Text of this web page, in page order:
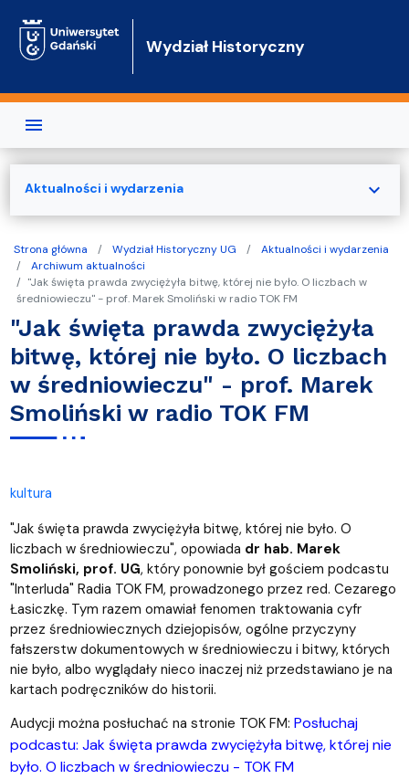
Wydział Historyczny
Strona główna Wydział Historyczny UG
Aktualności i wydarzenia
Archiwum aktualności
"Jak święta prawda zwyciężyła bitwę, której nie było. O liczbach w
średniowieczu" - prof. Marek Smoliński w radio TOK FM
"Jak święta prawda zwyciężyła
bitwę, której nie było. O liczbach
w średniowieczu" - prof. Marek
Smoliński w radio TOK FM
kultura
"Jak święta prawda zwyciężyła bitwę, której nie było. O
liczbach w średniowieczu", opowiada dr hab. Marek
Smoliński, prof. UG, który ponownie był gościem podcastu
"Interluda" Radia TOK FM, prowadzonego przez red. Cezarego
Łasiczkę. Tym razem omawiał fenomen traktowania cyfr
przez średniowiecznych dziejopisów, ogólne przyczyny
fałszerstw dokumentowych w średniowieczu i bitwy, których
nie było, albo wyglądały nieco inaczej niż przedstawiano je na
kartach podręczników do historii.
Audycji można posłuchać na stronie TOK FM: Posłuchaj
podcastu: Jak święta prawda zwyciężyła bitwę, której nie
było. O liczbach w średniowieczu - TOK FM
Aktualności i wydarzenia expand_more